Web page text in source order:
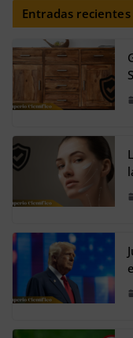
Entradas recientes